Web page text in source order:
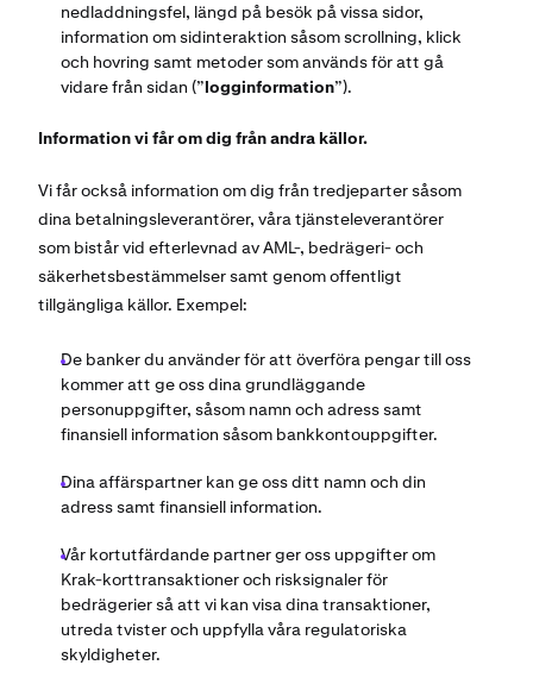
nedladdningsfel, längd på besök på vissa sidor,
information om sidinteraktion såsom scrollning, klick
och hovring samt metoder som används för att gå
vidare från sidan (”logginformation”).
Information vi får om dig från andra källor.
Vi får också information om dig från tredjeparter såsom
dina betalningsleverantörer, våra tjänsteleverantörer
som bistår vid efterlevnad av AML-, bedrägeri- och
säkerhetsbestämmelser samt genom offentligt
tillgängliga källor. Exempel:
De banker du använder för att överföra pengar till oss
kommer att ge oss dina grundläggande
personuppgifter, såsom namn och adress samt
finansiell information såsom bankkontouppgifter.
Dina affärspartner kan ge oss ditt namn och din
adress samt finansiell information.
Vår kortutfärdande partner ger oss uppgifter om
Krak-korttransaktioner och risksignaler för
bedrägerier så att vi kan visa dina transaktioner,
utreda tvister och uppfylla våra regulatoriska
skyldigheter.